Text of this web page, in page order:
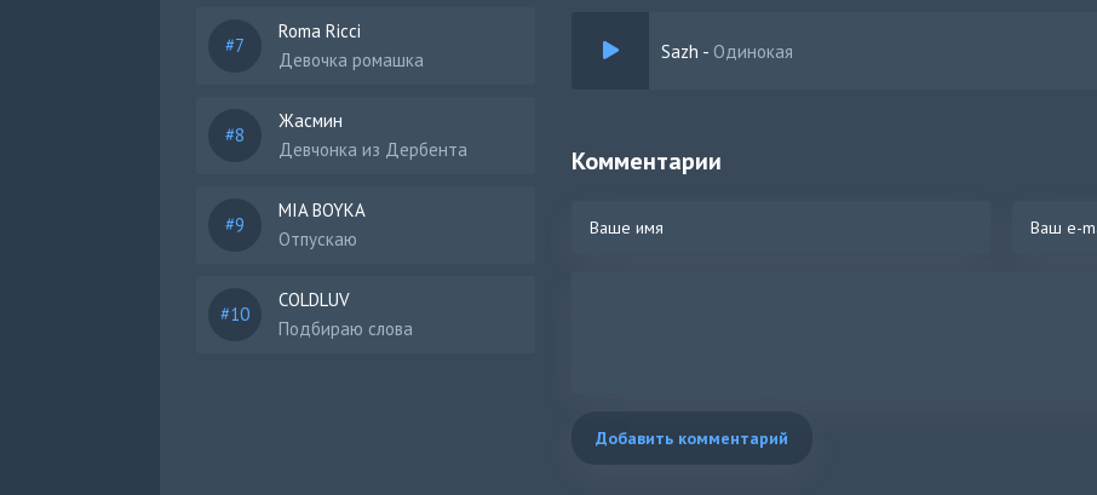
Roma Ricci
Девочка ромашка
Жасмин
Девчонка из Дербента
MIA BOYKA
Отпускаю
COLDLUV
Подбираю слова
Sazh - Одинокая
Комментарии
Добавить комментарий